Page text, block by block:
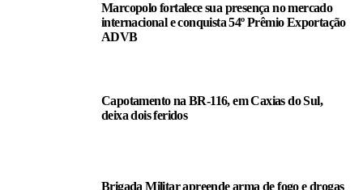
Marcopolo fortalece sua presença no mercado
internacional e conquista 54º Prêmio Exportação
ADVB
Capotamento na BR-116, em Caxias do Sul,
deixa dois feridos
Brigada Militar apreende arma de fogo e drogas